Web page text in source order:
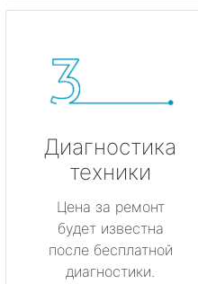
Диагностика
техники
Цена за ремонт
будет известна
после бесплатной
диагностики.